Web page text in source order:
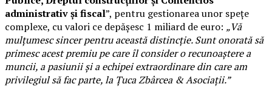
administrativ și fiscal”, pentru gestionarea unor spețe
complexe, cu valori ce depășesc 1 miliard de euro: „Vă
mulțumesc sincer pentru această distincție. Sunt onorată să
primesc acest premiu pe care îl consider o recunoaștere a
muncii, a pasiunii și a echipei extraordinare din care am
privilegiul să fac parte, la Țuca Zbârcea & Asociații.”